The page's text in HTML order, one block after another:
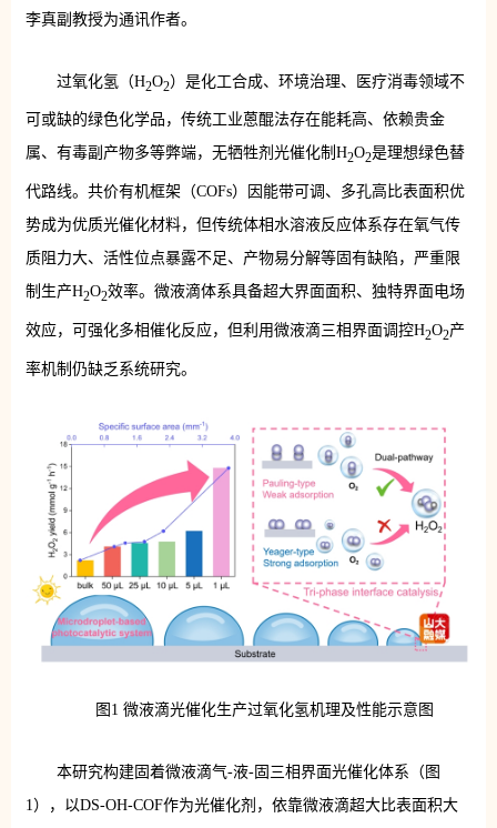
李真副教授为通讯作者。
过氧化氢（H2O2）是化工合成、环境治理、医疗消毒领域不
可或缺的绿色化学品，传统工业蒽醌法存在能耗高、依赖贵金
属、有毒副产物多等弊端，无牺牲剂光催化制H2O2是理想绿色替
代路线。共价有机框架（COFs）因能带可调、多孔高比表面积优
势成为优质光催化材料，但传统体相水溶液反应体系存在氧气传
质阻力大、活性位点暴露不足、产物易分解等固有缺陷，严重限
制生产H2O2效率。微液滴体系具备超大界面面积、独特界面电场
效应，可强化多相催化反应，但利用微液滴三相界面调控H2O2产
率机制仍缺乏系统研究。
图1 微液滴光催化生产过氧化氢机理及性能示意图
本研究构建固着微液滴气-液-固三相界面光催化体系（图
1），以DS-OH-COF作为光催化剂，依靠微液滴超大比表面积大